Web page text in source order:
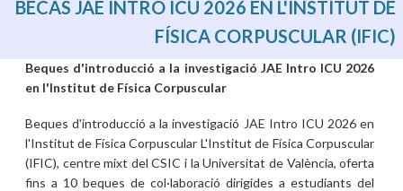
BECAS JAE INTRO ICU 2026 EN L'INSTITUT DE
FÍSICA CORPUSCULAR (IFIC)
Beques d'introducció a la investigació JAE Intro ICU 2026
en l'Institut de Física Corpuscular
Beques d'introducció a la investigació JAE Intro ICU 2026 en
l'Institut de Física Corpuscular L'Institut de Física Corpuscular
(IFIC), centre mixt del CSIC i la Universitat de València, oferta
fins a 10 beques de col·laboració dirigides a estudiants del